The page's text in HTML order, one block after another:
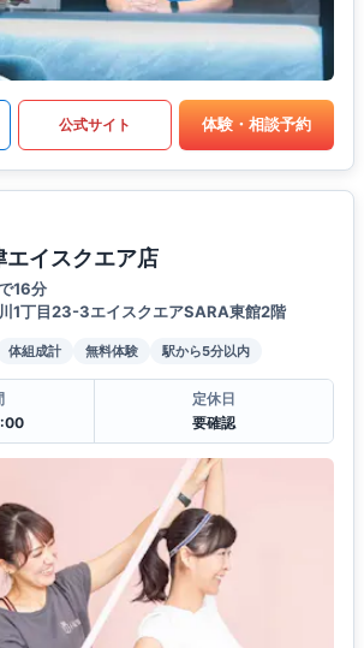
公式サイト 体験・相談予約
エイスクエア店
16分
1丁目23-3エイスクエアSARA東館2階
体組成計 無料体験 駅から5分以内
定休日
要確認